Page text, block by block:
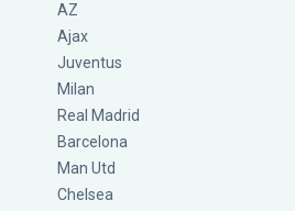
AZ
Ajax
Juventus
Milan
Real Madrid
Barcelona
Man Utd
Chelsea